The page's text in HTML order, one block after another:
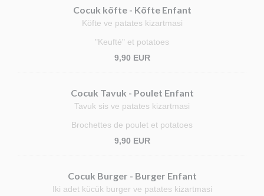
Cocuk köfte - Köfte Enfant
Köfte ve patates kizartmasi
"Keufté" et potatoes
9,90 EUR
Cocuk Tavuk - Poulet Enfant
Tavuk sis ve patates kizartmasi
Brochettes de poulet et potatoes
9,90 EUR
Cocuk Burger - Burger Enfant
Iki adet kücük burger ve patates kizartmasi